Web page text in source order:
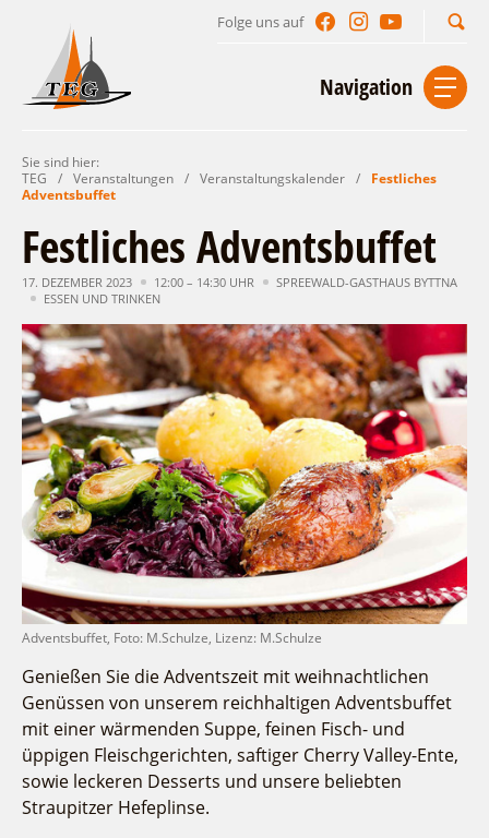
Folge uns auf
Navigation
Start Kontakt
Urlaub im Leichhardt Land
Reisegebiet
Lieblingsorte
Freizeit und Erholung
Auf & im Wasser
Per Rad
Zu Fuß
Aktiverlebnisse
Einkaufen
Sehenswertes
Naturlehrpfad Ludwig Leichhardt
Buchbare Angebote
Individuell
Gruppen
Touristinformationen
Fremdenverkehrsvereine
Ludwig Leichhardt
Kahnfahrten
Fahrgastschiff
Unterkünfte finden
Gastgeberverzeichnis
Gastronomie
Camping
Ferienhaus- und Campingpark „Ludwig
Leichhardt“
Spreewälder Seecamping
Campingplatz am Mochowsee
Campingplatz Jessern
Veranstaltungen
Veranstaltungskalender
Veranstaltungshöhepunkte
Wirtschaftsförderung
Regionalentwicklung
SPOT
Bürgerbus
Naturwelt Lieberoser Heide
Q-Gemeinde Schwielochsee
Staatlich anerkannter Erholungsort Goyatz
Mein Brandenburg – Infostelen
Unternehmensbetreuung
Service
Über uns
Aktuelles
Infomaterial
Warenkorb
Sie sind hier:
TEG
/ Veranstaltungen / Veranstaltungskalender /
Festliches
Adventsbuffet
Festliches Adventsbuffet
17. DEZEMBER 2023 12:00 – 14:30 UHR
SPREEWALD-GASTHAUS BYTTNA
ESSEN UND TRINKEN
Adventsbuffet, Foto: M.Schulze, Lizenz: M.Schulze
Genießen Sie die Adventszeit mit weihnachtlichen
Genüssen von unserem reichhaltigen Adventsbuffet
mit einer wärmenden Suppe, feinen Fisch- und
üppigen Fleischgerichten, saftiger Cherry Valley-Ente,
sowie leckeren Desserts und unsere beliebten
Straupitzer Hefeplinse.